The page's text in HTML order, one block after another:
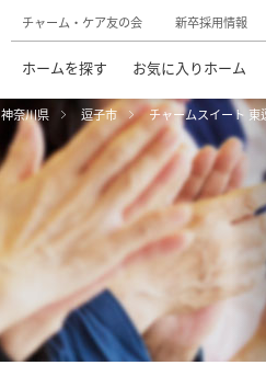
チャーム・ケア友の会 新卒採用情報
ホームを探す お気に入りホーム
神奈川県 逗子市 チャームスイート 東